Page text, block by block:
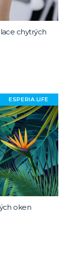
chytrých
oken
ESPERIA LIFE